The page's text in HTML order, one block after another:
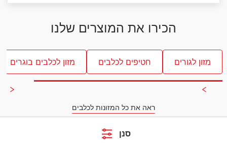
הכירו את המוצרים שלנו
מזון לגורים חטיפים לכלבים מזון לכלבים בוגרים
ראה את כל המזונות לכלבים
סנן